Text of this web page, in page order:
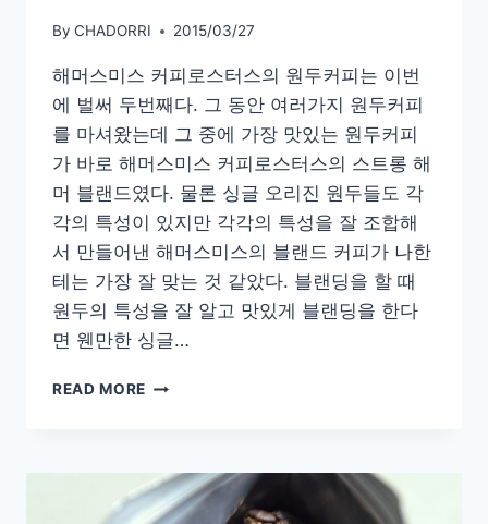
By CHADORRI 2015/03/27
해머스미스 커피로스터스의 원두커피는 이번
에 벌써 두번째다. 그 동안 여러가지 원두커피
를 마셔왔는데 그 중에 가장 맛있는 원두커피
가 바로 해머스미스 커피로스터스의 스트롱 해
머 블랜드였다. 물론 싱글 오리진 원두들도 각
각의 특성이 있지만 각각의 특성을 잘 조합해
서 만들어낸 해머스미스의 블랜드 커피가 나한
테는 가장 잘 맞는 것 같았다. 블랜딩을 할 때
원두의 특성을 잘 알고 맛있게 블랜딩을 한다
면 웬만한 싱글…
READ MORE [COFFEE]
원
두